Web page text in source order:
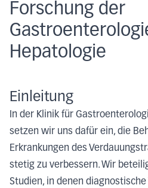
Forschung der
Hepatologie
Einleitung
In der Klinik für
setzen wir uns dafür ein, die
Erkrankungen des
stetig zu verbessern. Wir
Studien, in denen